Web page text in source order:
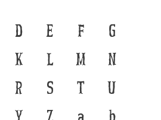
D E F
G
K L M
N
R S T
U